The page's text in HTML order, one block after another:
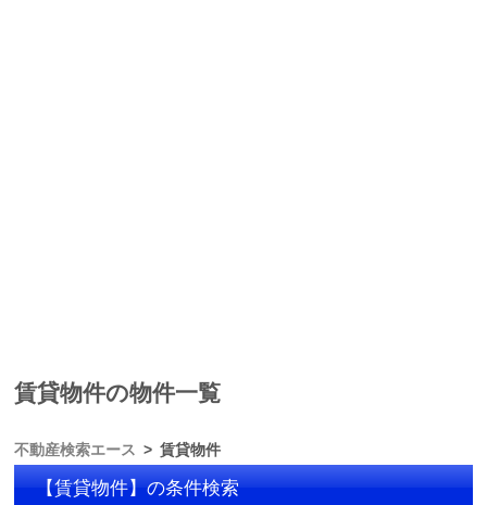
賃貸物件の物件一覧
不動産検索エース 賃貸物件
【賃貸物件】の条件検索